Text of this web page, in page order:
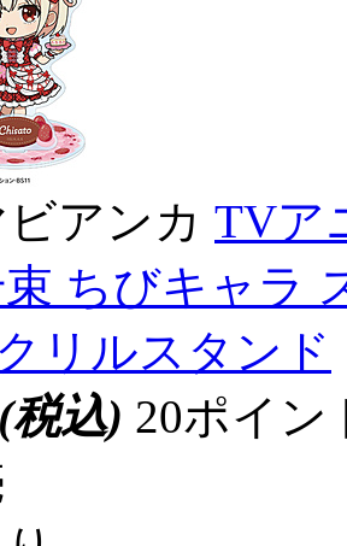
アンカ TVア
ちびキャラ
リルスタンド
(税込) 20ポイ